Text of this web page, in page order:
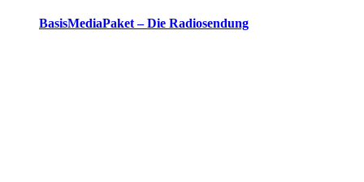
BasisMediaPaket – Die Radiosendung